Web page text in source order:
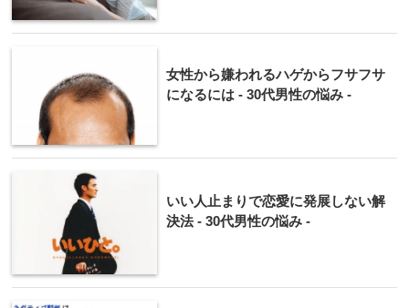
女性から嫌われるハゲからフサフサ
になるには - 30代男性の悩み -
いい人止まりで恋愛に発展しない解
決法 - 30代男性の悩み -